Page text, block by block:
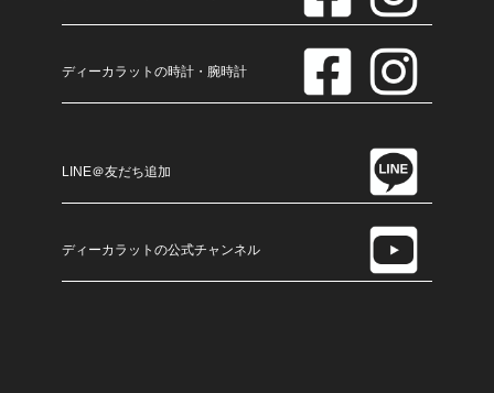
ディーカラットの時計・腕時計
LINE＠友だち追加
ディーカラットの公式チャンネル